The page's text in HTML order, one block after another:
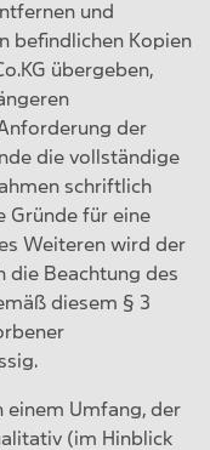
und
befindlichen Kopien
übergeben,
der
die vollständige
schriftlich
Gründe für eine
Weiteren wird der
die Beachtung des
diesem § 3
einem Umfang, der
(im Hinblick